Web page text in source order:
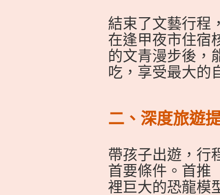
結束了文藝行程
在逢甲夜市住宿
的文青漫步後，
吃，享受最大的
二、深度旅遊
帶孩子出遊，行
首要條件。首推
裡巨大的恐龍模